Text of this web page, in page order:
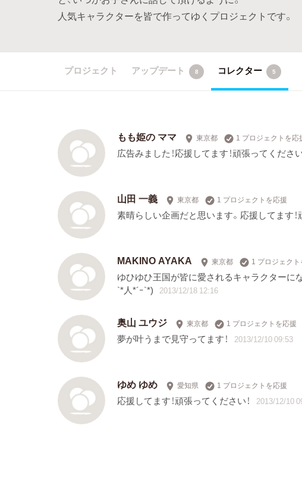
人気キャラクターを皆で作ってゆくプロジェクトです。
プロジェクト アップデート 8 コレクター 5
もも姫の ママ 東京都 1 プロジェクトを応
広告みました！応援してます！頑張ってください
山田 一義 東京都 1 プロジェクトを応援
素晴らしい企画だと思います。応援してます！
MAKINO AYAKA 東京都 1 プロジェク
ゆひゆひ王国が皆に愛されるキャラクターに
`*人*´ｰ`*)
2013/12/18 12:16
奥山 ユウジ 東京都 1 プロジェクトを応援
夢が叶うまで見守ってます！ 2013/12/10 09:53
ゆめ ゆめ 愛知県 1 プロジェクトを応援
応援してます！頑張ってください！ 2013/12/10